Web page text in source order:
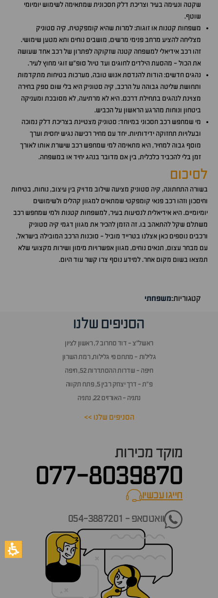
שקטה ונעימה בעיר וצריכת דלק חסכונית שמתאימה לשימוש יומיומי
שוטף.
משפחות קטנות או זוגות: למרות שהיא קומפקטית, קיה סטוניק
מצליחה להציע מרחב פנימי מרשים, מושבים נוחים ותא מטען שימושי.
זהו רכב אידיאלי למשפחה קטנה שזקוקה לפתרון של רכב אחד שעושה
את הכול - מהסעת הילדים לחוגים ועד טיול סופ"ש זוגי מחוץ לעיר.
נהגים חדשים: הודות להנדסת אנוש טובה, מערכות בטיחות מתקדמות
ותחושת שליטה גבוהה על הרכב, קיה סטוניק היא בלי שום ספק בחירה
מצוינת לנהגים בתחילת דרכם. היא לא מרתיעה, לא מסובכת ומעניקה
ביטחון ונוחות מהרגע הראשון על הכביש.
מי שמחפש רכב חסכוני במיוחד: סטוניק מצטיינת בצריכת דלק נמוכה
ובעלויות תחזוקה ידידותיות. יחד עם מחיר רכישה נגיש יחסית וערך
מוסף גבוה למחיר, היא מתאימה למי שמחפש רכב שישרת אותו לאורך
זמן בלי להכביד כלכלית, בין אם מדובר בנהג יחיד או במשפחה.
לסיכום
בשורה התחתונה, קיה סטוניק מציעה שילוב מדויק בין עיצוב, נוחות, בטיחות
וחיסכון וזהו רכב פנאי קומפקטי שמתאים למגוון קהלים ולשימושים
יומיומיים. היא אידיאלית לנסיעות בעיר, למשפחות קטנות ולמי שמחפש רכב
משתלם שקל להתאהב בו. זה הזמן להכיר את מגוון דגמי קיה סטוניק
ורכבים נוספים כאן אצלנו בטרייד מוביל - סוכנות הרכב המובילה בישראל,
עם מבחר עצום, תנאים נוחים, מגוון אפשרויות מימון ושירות מקצועי שלא
תמצאו בשום מקום אחר. למידע נוסף צרו קשר עוד היום.
קטגוריות:משפחתי
הסניפים שלנו
ראשל״צ - דוד סחרוב 7, ראשון לציון
גלילות - מתחם פי גלילות, רמת השרון
חיפה - שדרות ההסתדרות 52, חיפה
פ״ת - דרך יצחק רבין 5, פתח תקווה
נתניה - האורזים 22, נתניה
הסניפים שלנו >>
מוקד מכירות
077-8039870
חייגו עכשיוcall now
וואטסאפ - 054-3887201